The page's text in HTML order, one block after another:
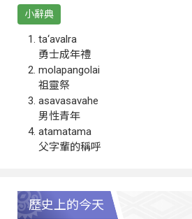
小辭典
ta‘avalra
勇士成年禮
molapangolai
祖靈祭
asavasavahe
男性青年
atamatama
父字輩的稱呼
歷史上的今天